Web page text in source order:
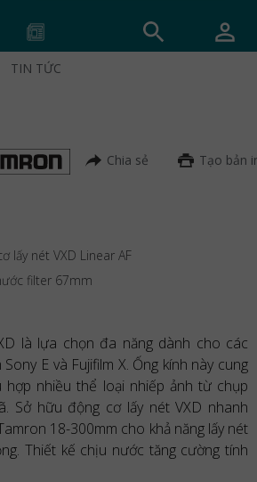
TIN TỨC
Chia sẻ Tạo bản
lấy nét VXD Linear AF
filter 67mm
là lựa chọn đa năng dành cho các
E và Fujifilm X. Ống kính này cung
nhiều thể loại nhiếp ảnh từ chụp
Sở hữu động cơ lấy nét VXD nhanh
18-300mm cho khả năng lấy nét
Thiết kế chịu nước tăng cường tính